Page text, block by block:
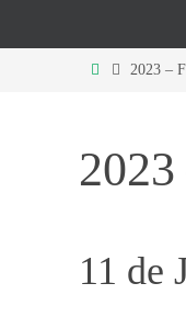
Inicio2023 –
11 de